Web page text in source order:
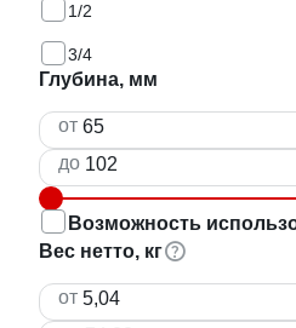
1/2
3/4
Глубина, мм
от
до
Возможность
Вес нетто, кг
от